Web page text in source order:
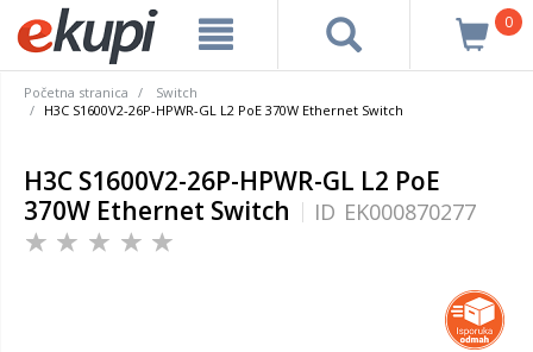
0
Početna stranica
Switch
H3C S1600V2-26P-HPWR-GL L2 PoE 370W Ethernet Switch
H3C S1600V2-26P-HPWR-GL L2 PoE
370W Ethernet Switch
ID EK000870277